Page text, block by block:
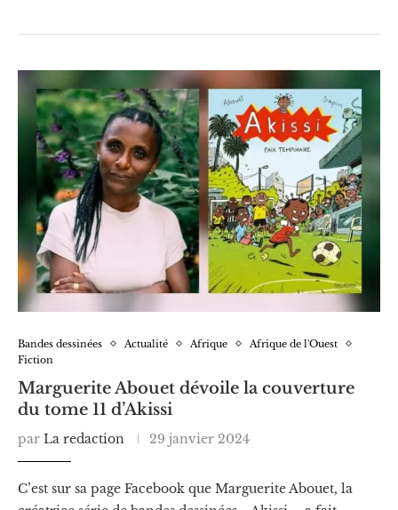
Bandes dessinées Actualité Afrique
Afrique de l'Ouest
Fiction
Marguerite Abouet dévoile la couverture
du tome 11 d’Akissi
par La redaction 29 janvier 2024
C’est sur sa page Facebook que Marguerite Abouet, la